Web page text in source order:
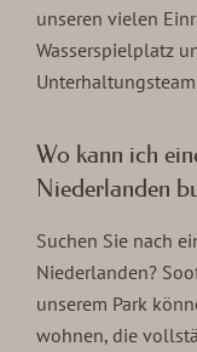
unseren vielen
Wasserspielplatz
Wo kann ich
Niederlanden
Suchen Sie nach
Niederlanden?
unserem Park
wohnen, die